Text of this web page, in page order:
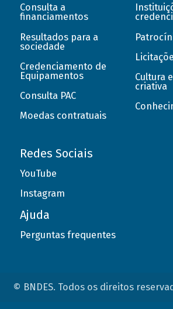
Consulta a
financiamentos
Resultados para a
sociedade
Credenciamento de
Equipamentos
Consulta PAC
Moedas contratuais
Cultura
criativa
Redes Sociais
YouTube
Instagram
Ajuda
Perguntas frequentes
© BNDES. Todos os direitos